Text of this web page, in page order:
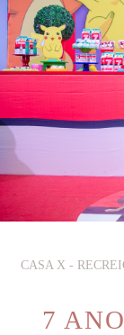
CASA X -
7